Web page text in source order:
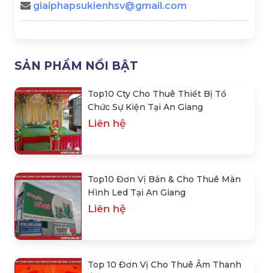
giaiphapsukienhsv@gmail.com
SẢN PHẨM NỔI BẬT
Top10 Cty Cho Thuê Thiết Bị Tổ
Chức Sự Kiện Tại An Giang
Liên hệ
Top10 Đơn Vị Bán & Cho Thuê Màn
Hình Led Tại An Giang
Liên hệ